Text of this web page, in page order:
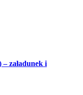
załadunek i